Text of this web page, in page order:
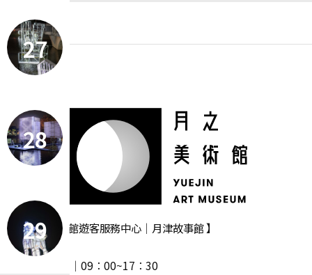
27
28
29
【 月之美術館遊客服務中心｜月津故事館 】
‧ 週一休館
‧ 開放時間 │09：00~17：30